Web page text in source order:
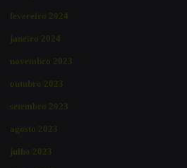
fevereiro 2024
janeiro 2024
novembro 2023
outubro 2023
setembro 2023
agosto 2023
julho 2023